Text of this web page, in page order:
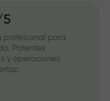
profesional para
Potentes
y operaciones